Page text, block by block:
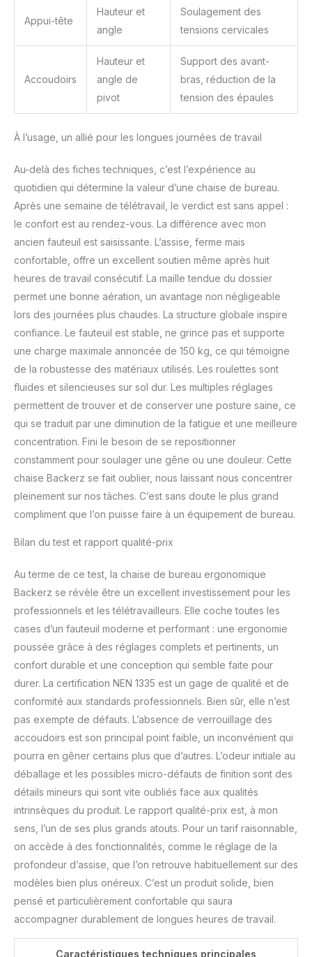
Appui-tête
Hauteur et
angle
Soulagement des
tensions cervicales
Accoudoirs
Hauteur et
angle de
pivot
Support des avant-
bras, réduction de la
tension des épaules
À l’usage, un allié pour les longues journées de travail
Au-delà des fiches techniques, c’est l’expérience au
quotidien qui détermine la valeur d’une chaise de bureau.
Après une semaine de télétravail, le verdict est sans appel :
le confort est au rendez-vous. La différence avec mon
ancien fauteuil est saisissante. L’assise, ferme mais
confortable, offre un excellent soutien même après huit
heures de travail consécutif. La maille tendue du dossier
permet une bonne aération, un avantage non négligeable
lors des journées plus chaudes. La structure globale inspire
confiance. Le fauteuil est stable, ne grince pas et supporte
une charge maximale annoncée de 150 kg, ce qui témoigne
de la robustesse des matériaux utilisés. Les roulettes sont
fluides et silencieuses sur sol dur. Les multiples réglages
permettent de trouver et de conserver une posture saine, ce
qui se traduit par une diminution de la fatigue et une meilleure
concentration. Fini le besoin de se repositionner
constamment pour soulager une gêne ou une douleur. Cette
chaise Backerz se fait oublier, nous laissant nous concentrer
pleinement sur nos tâches. C’est sans doute le plus grand
compliment que l’on puisse faire à un équipement de bureau.
Bilan du test et rapport qualité-prix
Au terme de ce test, la chaise de bureau ergonomique
Backerz se révèle être un excellent investissement pour les
professionnels et les télétravailleurs. Elle coche toutes les
cases d’un fauteuil moderne et performant : une ergonomie
poussée grâce à des réglages complets et pertinents, un
confort durable et une conception qui semble faite pour
durer. La certification NEN 1335 est un gage de qualité et de
conformité aux standards professionnels. Bien sûr, elle n’est
pas exempte de défauts. L’absence de verrouillage des
accoudoirs est son principal point faible, un inconvénient qui
pourra en gêner certains plus que d’autres. L’odeur initiale au
déballage et les possibles micro-défauts de finition sont des
détails mineurs qui sont vite oubliés face aux qualités
intrinsèques du produit. Le rapport qualité-prix est, à mon
sens, l’un de ses plus grands atouts. Pour un tarif raisonnable,
on accède à des fonctionnalités, comme le réglage de la
profondeur d’assise, que l’on retrouve habituellement sur des
modèles bien plus onéreux. C’est un produit solide, bien
pensé et particulièrement confortable qui saura
accompagner durablement de longues heures de travail.
Caractéristiques techniques principales